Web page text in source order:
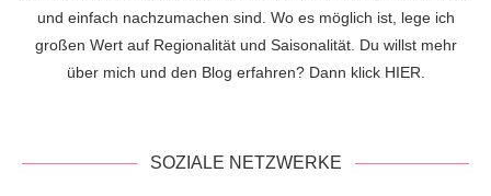
und einfach nachzumachen sind. Wo es möglich ist, lege ich
großen Wert auf Regionalität und Saisonalität. Du willst mehr
über mich und den Blog erfahren? Dann klick HIER
SOZIALE NETZWERKE